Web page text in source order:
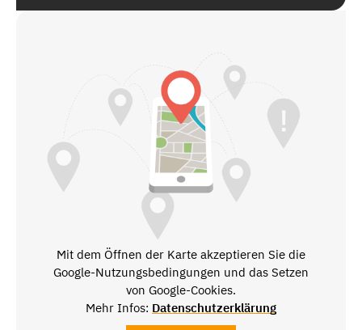
Mit dem Öffnen der Karte akzeptieren Sie die
Google-Nutzungsbedingungen und das Setzen
von Google-Cookies.
Mehr Infos: Datenschutzerklärung